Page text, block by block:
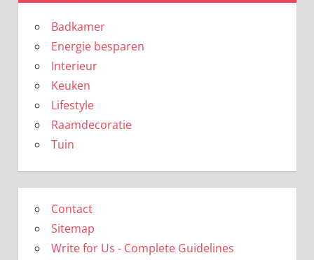
Badkamer
Energie besparen
Interieur
Keuken
Lifestyle
Raamdecoratie
Tuin
Contact
Sitemap
Write for Us - Complete Guidelines